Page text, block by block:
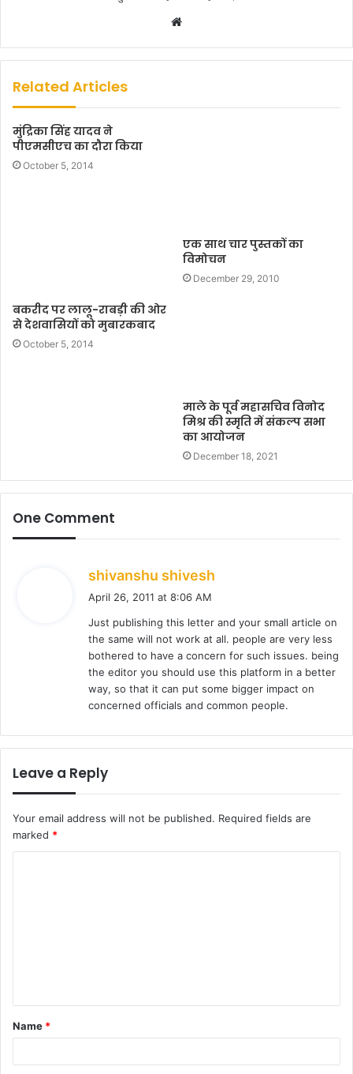
b
Related Articles
मुंद्रिका सिंह यादव ने
पीएमसीएच का दौरा किया
October 5, 2014
एक साथ चार पुस्तकों का
विमोचन
December 29, 2010
बकरीद पर लालू-राबड़ी की ओर
से देशवासियों को मुबारकबाद
October 5, 2014
माले के पूर्व महासचिव विनोद
मिश्र की स्मृति में संकल्प सभा
का आयोजन
December 18, 2021
One Comment
shivanshu shivesh
s
:
April 26, 2011 at 8:06 AM
Just publishing this letter and your small article on
the same will not work at all. people are very less
bothered to have a concern for such issues. being
the editor you should use this platform in a better
way, so that it can put some bigger impact on
concerned officials and common people.
Leave a Reply
Your email address will not be published. Required fields are
marked *
t
*
Name *